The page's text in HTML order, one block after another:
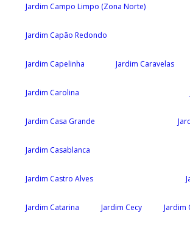
Jardim Campo Limpo (Zona Norte)
Jardim Capão Redondo
Jardim Capelinha Jardim Caravelas
Jardim Carolina
Jardim Casa Grande
Jardim Casablanca
Jardim Castro Alves
Jardim Catarina Jardim Cecy Jardim